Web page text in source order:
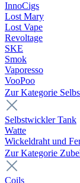
InnoCigs
Lost Mary
Lost Vape
Revoltage
SKE
Smok
Vaporesso
VooPoo
Zur Kategorie
Selbstwickler Tank
Watte
Wickeldraht und
Zur Kategorie
Coils